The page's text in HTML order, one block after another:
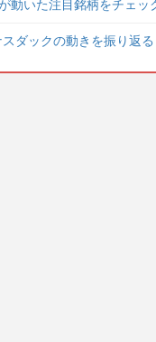
動いた注目銘柄をチェッ
ダックの動きを振り返る